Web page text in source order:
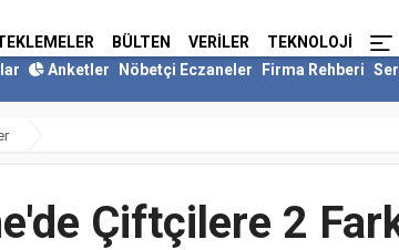
BÜLTEN VERILER
TEKNOLOJI
Anketler Nöbetçi Eczaneler Firma Rehberi
Çiftçilere 2